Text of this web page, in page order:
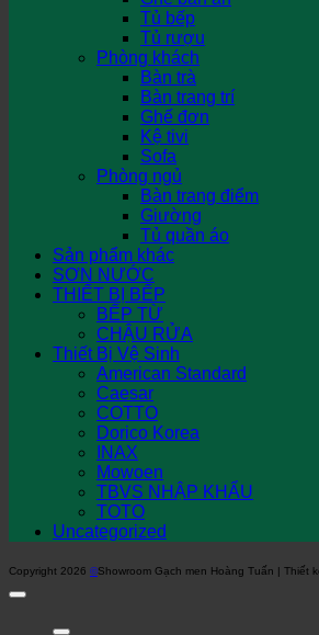
Tủ bếp
Tủ rượu
Phòng khách
Bàn trà
Bàn trang trí
Ghế đơn
Kệ tivi
Sofa
Phòng ngủ
Bàn trang điểm
Giường
Tủ quần áo
Sản phẩm khác
SƠN NƯỚC
THIẾT BỊ BẾP
BẾP TỪ
CHẬU RỬA
Thiết Bị Vệ Sinh
American Standard
Caesar
COTTO
Dorico Korea
INAX
Mowoen
TBVS NHẬP KHẨU
TOTO
Uncategorized
Copyright 2026 ©Showroom Gạch men Hoàng Tuấn | Thiết